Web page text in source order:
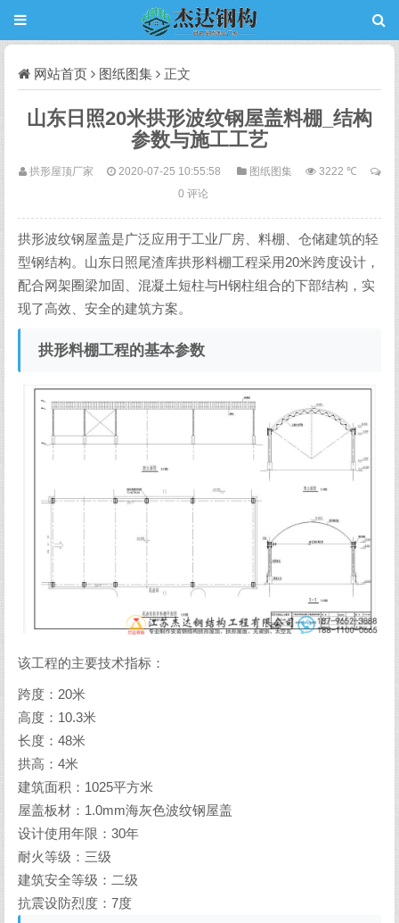
网站首页 图纸图集 正文
山东日照20米拱形波纹钢屋盖料棚_结构
参数与施工工艺
拱形屋顶厂家 2020-07-25 10:55:58 图纸图集
3222 ℃
0 评论
拱形波纹钢屋盖是广泛应用于工业厂房、料棚、仓储建筑的轻
型钢结构。山东日照尾渣库拱形料棚工程采用20米跨度设计，
配合网架圈梁加固、混凝土短柱与H钢柱组合的下部结构，实
现了高效、安全的建筑方案。
拱形料棚工程的基本参数
该工程的主要技术指标：
跨度：20米
高度：10.3米
长度：48米
拱高：4米
建筑面积：1025平方米
屋盖板材：1.0mm海灰色波纹钢屋盖
设计使用年限：30年
耐火等级：三级
建筑安全等级：二级
抗震设防烈度：7度